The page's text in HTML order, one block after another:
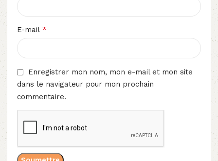
E-mail *
Enregistrer mon nom, mon e-mail et mon site
dans le navigateur pour mon prochain
commentaire.